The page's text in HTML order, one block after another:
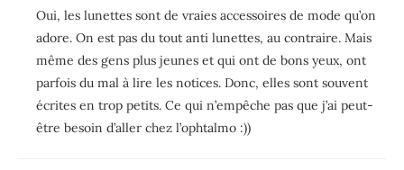
Oui, les lunettes sont de vraies accessoires de mode qu’on
adore. On est pas du tout anti lunettes, au contraire. Mais
même des gens plus jeunes et qui ont de bons yeux, ont
parfois du mal à lire les notices. Donc, elles sont souvent
écrites en trop petits. Ce qui n’empêche pas que j’ai peut-
être besoin d’aller chez l’ophtalmo :))